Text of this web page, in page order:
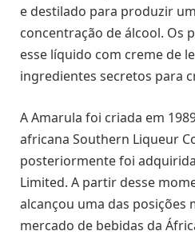
e destilado para produzir
concentração de álcool. Os
esse líquido com creme de
ingredientes secretos para
A Amarula foi criada em
africana Southern Liqueur
posteriormente foi
Limited. A partir desse
alcançou uma das posições
mercado de bebidas da